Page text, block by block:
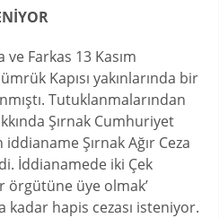
ve Farkas 13 Kasım
Kapısı yakınlarında bir
Tutuklanmalarından
Şırnak Cumhuriyet
iddianame Şırnak Ağır Ceza
İddianamede iki Çek
örgütüne üye olmak’
kadar hapis cezası isteniyor.